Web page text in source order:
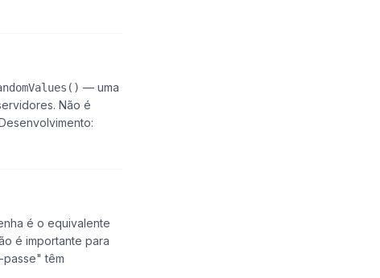
— uma
Não é
é o equivalente
é importante para
passe" têm